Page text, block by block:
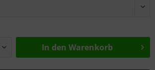
In den Warenkorb